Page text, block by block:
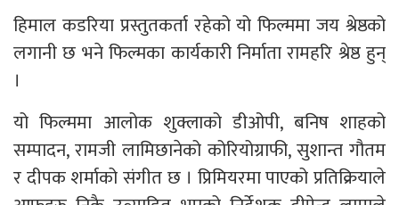
हिमाल कडरिया प्रस्तुतकर्ता रहेको यो फिल्ममा जय श्रेष्ठको
लगानी छ भने फिल्मका कार्यकारी निर्माता रामहरि श्रेष्ठ हुन्
।
यो फिल्ममा आलोक शुक्लाको डीओपी, बनिष शाहको
सम्पादन, रामजी लामिछानेको कोरियोग्राफी, सुशान्त गौतम
र दीपक शर्माको संगीत छ । प्रिमियरमा पाएको प्रतिक्रियाले